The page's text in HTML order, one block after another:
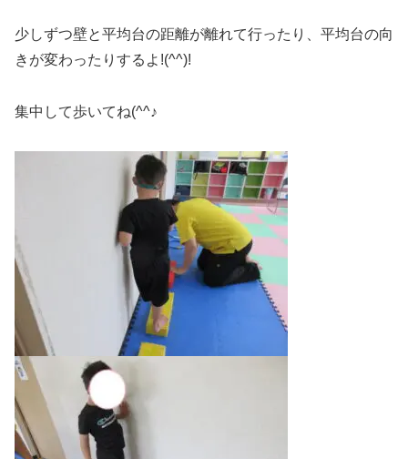
少しずつ壁と平均台の距離が離れて行ったり、平均台の向
きが変わったりするよ!(^^)!
集中して歩いてね(^^♪